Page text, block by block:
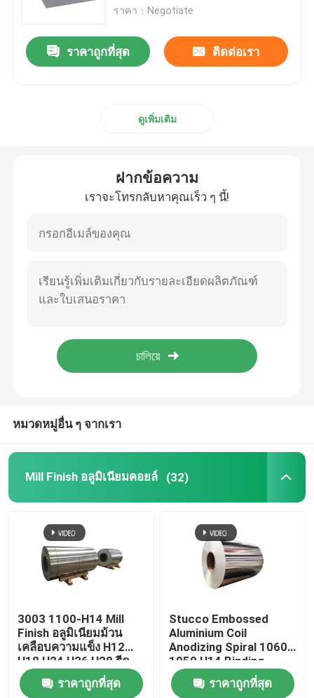
แผ่นอลูมิเนียมอัลลอยด์
ท่อเหลี่ยมอลูมิเนียม
อลูมิเนียมฟอยล์ม้วน
ราคา：Negotiate
ราคาถูกที่สุด ติดต่อเรา
ดูเพิ่มเติม
ฝากข้อความ
เราจะโทรกลับหาคุณเร็ว ๆ นี้!
หมวดหมู่อื่น ๆ จากเรา
Mill Finish อลูมิเนียมคอยล์ (32)
3003 1100-H14 Mill
Finish อลูมิเนียมม้วน
เคลือบความแข็ง H12
H18 H24 H26 H28 รีด
เย็น 0.027
ราคาถูกที่สุด
Stucco Embossed
Aluminium Coil
Anodizing Spiral 1060
1050 H14 Binding
Coated Pvc 0.1-
300mm ราคาถูกที่สุด